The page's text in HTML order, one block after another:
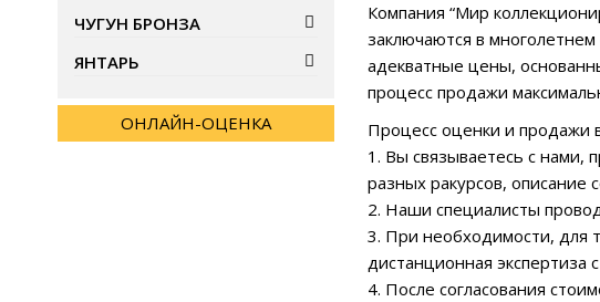
Компания “Мир
заключаются в
адекватные цены,
процесс продажи
Процесс оценки и продажи
1. Вы связываетесь с нами,
разных ракурсов, описание
2. Наши специалисты
3. При необходимости, для
дистанционная экспертиза
4. После согласования
ЧУГУН БРОНЗА
ЯНТАРЬ
ОНЛАЙН-ОЦЕНКА